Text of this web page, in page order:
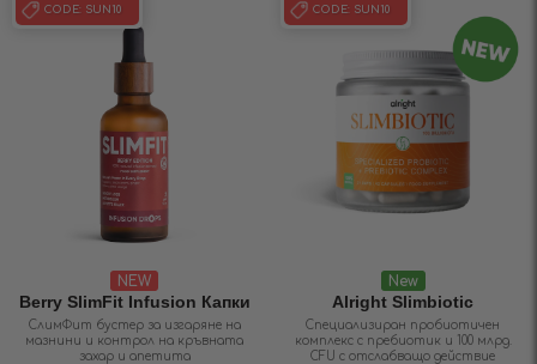
CODE: SUN10
NEW
Berry SlimFit Infusiоn Капки
СлимФит бустер за изгаряне на
мазнини и контрол на кръвната
захар и апетита
CODE: SUN10
New
Alright Slimbiotic
Специализиран пробиотичен
комплекс с пребиотик и 100 млрд.
CFU с отслабващо действие